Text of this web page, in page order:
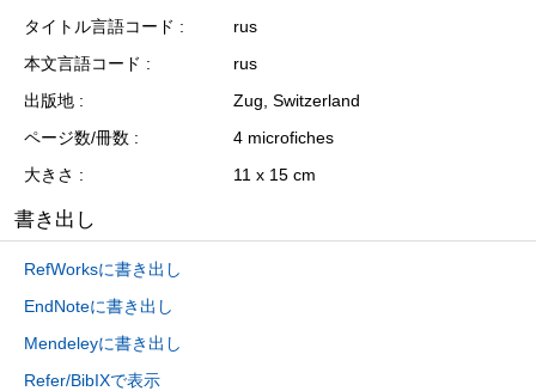
タイトル言語コード
rus
本文言語コード
rus
出版地
Zug, Switzerland
ページ数/冊数
4 microfiches
大きさ
11 x 15 cm
書き出し
RefWorksに書き出し
EndNoteに書き出し
Mendeleyに書き出し
Refer/BibIXで表示